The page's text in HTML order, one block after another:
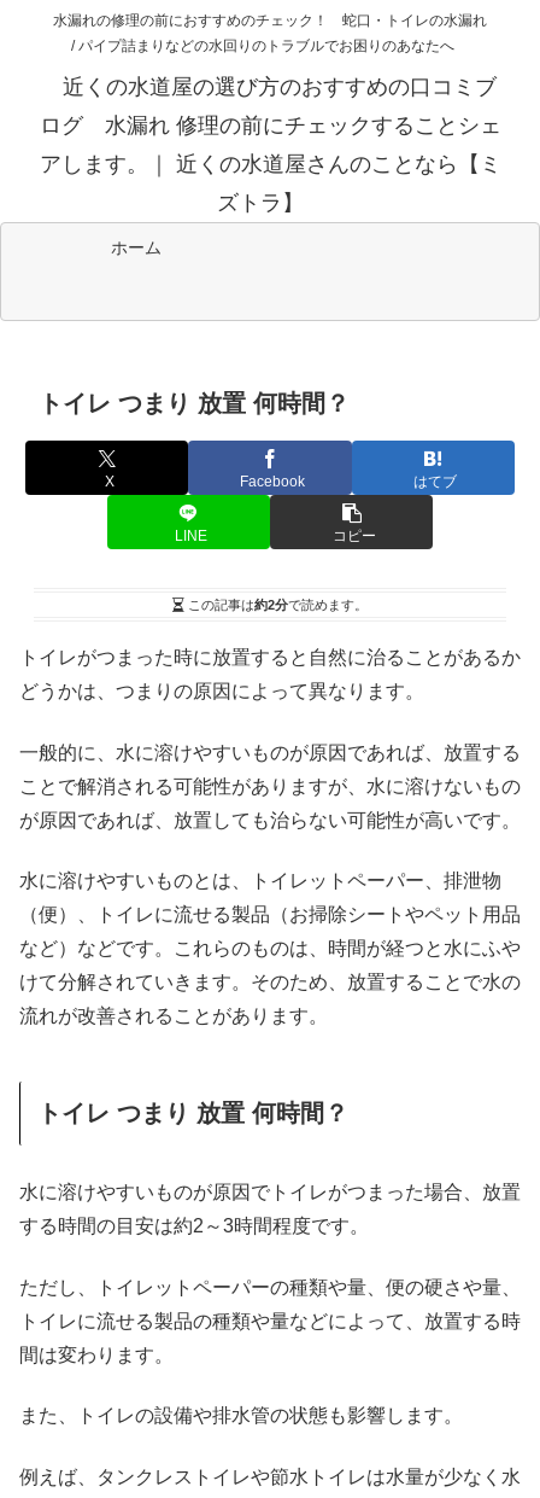
水漏れの修理の前におすすめのチェック！ 蛇口・トイレの水漏れ
/ パイプ詰まりなどの水回りのトラブルでお困りのあなたへ
近くの水道屋の選び方のおすすめの口コミブ
ログ 水漏れ 修理の前にチェックすることシェ
アします。｜ 近くの水道屋さんのことなら【ミ
ズトラ】
ホーム
トイレ つまり 放置 何時間？
X Facebook はてブ
LINE コピー
この記事は約2分で読めます。
トイレがつまった時に放置すると自然に治ることがあるか
どうかは、つまりの原因によって異なります。
一般的に、水に溶けやすいものが原因であれば、放置する
ことで解消される可能性がありますが、水に溶けないもの
が原因であれば、放置しても治らない可能性が高いです。
水に溶けやすいものとは、トイレットペーパー、排泄物
（便）、トイレに流せる製品（お掃除シートやペット用品
など）などです。これらのものは、時間が経つと水にふや
けて分解されていきます。そのため、放置することで水の
流れが改善されることがあります。
トイレ つまり 放置 何時間？
水に溶けやすいものが原因でトイレがつまった場合、放置
する時間の目安は約2～3時間程度です。
ただし、トイレットペーパーの種類や量、便の硬さや量、
トイレに流せる製品の種類や量などによって、放置する時
間は変わります。
また、トイレの設備や排水管の状態も影響します。
例えば、タンクレストイレや節水トイレは水量が少なく水